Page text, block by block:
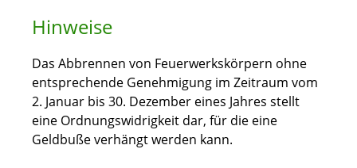
Hinweise
Das Abbrennen von Feuerwerkskörpern ohne
entsprechende Genehmigung im Zeitraum vom
2. Januar bis 30. Dezember eines Jahres stellt
eine Ordnungswidrigkeit dar, für die eine
Geldbuße verhängt werden kann.